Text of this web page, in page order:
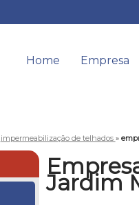
Home Empresa
impermeabilização de telhados »
Jardim